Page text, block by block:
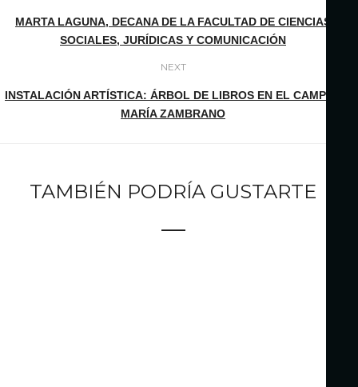
MARTA LAGUNA, DECANA DE LA FACULTAD DE CIENCIAS
SOCIALES, JURÍDICAS Y COMUNICACIÓN
NEXT
INSTALACIÓN ARTÍSTICA: ÁRBOL DE LIBROS EN EL CAMPUS
MARÍA ZAMBRANO
TAMBIÉN PODRÍA GUSTARTE